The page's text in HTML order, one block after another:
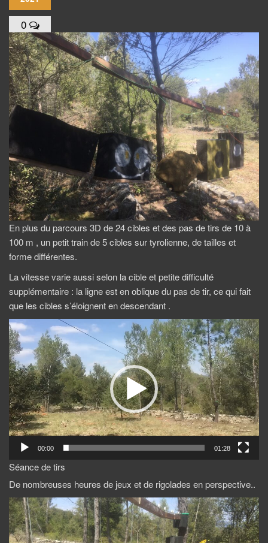
0
En plus du parcours 3D de 24 cibles et des pas de tirs de 10 à
100 m , un petit train de 5 cibles sur tyrolienne, de tailles et
forme différentes.
La vitesse varie aussi selon la cible et petite difficulté
supplémentaire : la ligne est en oblique du pas de tir, ce qui fait
que les cibles s’éloignent en descendant .
Lecteur
vidéo
00:00 01:28
Séance de tirs
De nombreuses heures de jeux et de rigolades en perspective..